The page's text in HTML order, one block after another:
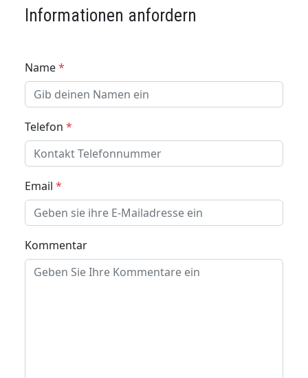
Informationen anfordern
Name*
Telefon *
Email *
Kommentar